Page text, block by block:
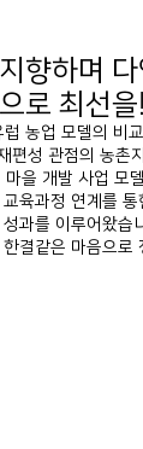
향하며 다
로 최선을!
농업 모델의 비
편성 관점의 농촌
을 개발 사업 모
육과정 연계를 통
과를 이루어왔습
결같은 마음으로